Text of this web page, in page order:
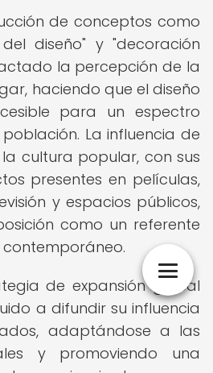
de conceptos como
diseño" y "decoración
la percepción de la
haciendo que el diseño
para un espectro
La influencia de
la cultura popular, con sus
presentes en películas,
y espacios públicos,
como un referente
de expansión global
a difundir su influencia
adaptándose a las
y promoviendo una